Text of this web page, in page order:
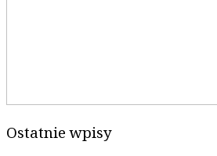
Ostatnie wpisy